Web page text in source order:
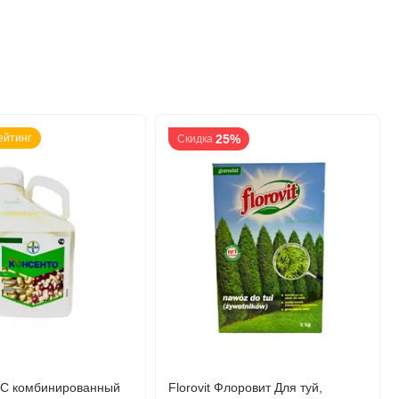
комбинированный
Скидка 25%
Florovit Флоровит Для туй,